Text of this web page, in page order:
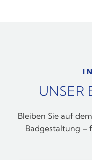
UNSER
Bleiben Sie auf
Badgestaltung –